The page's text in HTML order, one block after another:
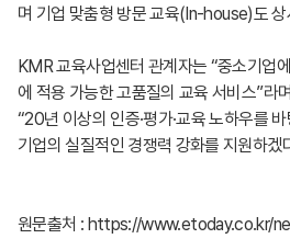
며 기업 맞춤형 방문 교육(In-house)도 상
KMR 교육사업센터 관계자는 “중소기업
에 적용 가능한 고품질의 교육 서비스”라며
“20년 이상의 인증·평가·교육 노하우를
기업의 실질적인 경쟁력 강화를 지원하겠
원문출처 : https://www.etoday.co.kr/